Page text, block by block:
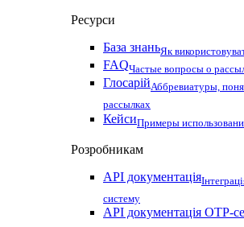
Ресурси
База знаньЯк
FAQЧастые вопросы о
ГлосарійАббревиатуры,
рассылках
КейсиПримеры
Розробникам
API документація
систему
API документація OTP-